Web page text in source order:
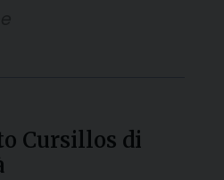
Cursillos di